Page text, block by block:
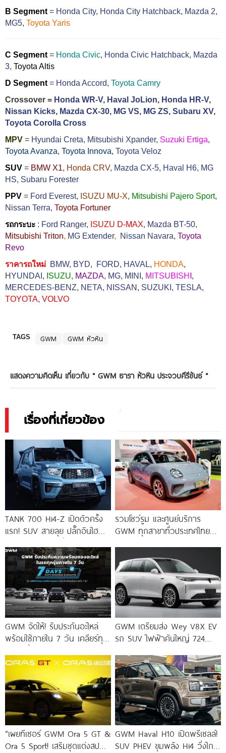
B Segment = Honda City, Honda City Hatchback, Mazda 2,
MG5, Toyota Yaris
C Segment = Honda Civic, Honda Civic Hatchback, Mazda
3, Toyota Altis
D Segment = Honda Accord, Toyota Camry
Crossover = Honda WR-V, Haval JoLion, Honda HR-V,
Nissan Kicks, Mazda CX-30, MG VS, MG ZS, Subaru XV,
Toyota Corolla Cross
MPV = Hyundai Creta, Mitsubishi Xpander, Suzuki Ertiga,
Toyota Avanza, Toyota Innova, Toyota Veloz
SUV = BMW X1, Honda CRV, Mazda CX-5, Haval H6, MG
HS, Subaru Forester
PPV = Ford Everest, ISUZU MU-X, Mitsubishi Pajero Sport,
Nissan Terra, Toyota Fortuner
รถกระบะ : Ford Ranger, ISUZU D-MAX, Mazda BT-50,
Mitsubishi Triton, MG Extender, Nissan Navara, Toyota
Revo
ราคารถใหม่ BMW, BYD, FORD, HAVAL, HONDA,
HYUNDAI , ISUZU, MAZDA, MG, MINI , MITSUBISHI ,
MERCEDES-BENZ, NETA, NISSAN , SUZUKI , TESLA,
TOYOTA, VOLVO
TAGS GWM GWM หัวหิน
แสดงความคิดเห็น เกี่ยวกับ " GWM ธารา หัวหิน ประจวบคีรีขันธ์"
เรื่องที่เกี่ยวข้อง
TANK 700 Hi4-Z เปิดตัวครั้ง
แรก! SUV สายลุย ปลั๊กอินไฮ
รวมโชว์รูม และศูนย์บริการ
GWM ทุกสาขาทั่วประเทศไทย
GWM จัดให้! รับประกันอะไหล่
พร้อมใช้ภายใน 7 วัน เคลียร์ทุก
แบรนด์รถจีนเบอร์ 1 ด้านบริการ
หลังการขายในไทย
GWM เตรียมส่ง Wey V8X EV
รถ SUV ไฟฟ้าคันใหญ่ 724
“เผยทีเซอร์ GWM Ora 5 GT &
Ora 5 Sport! เสริมชุดแต่งสปอย
GWM Haval H10 เปิดพรีเซลล์!
SUV PHEV ขุมพลัง Hi4 วิ่งไกล